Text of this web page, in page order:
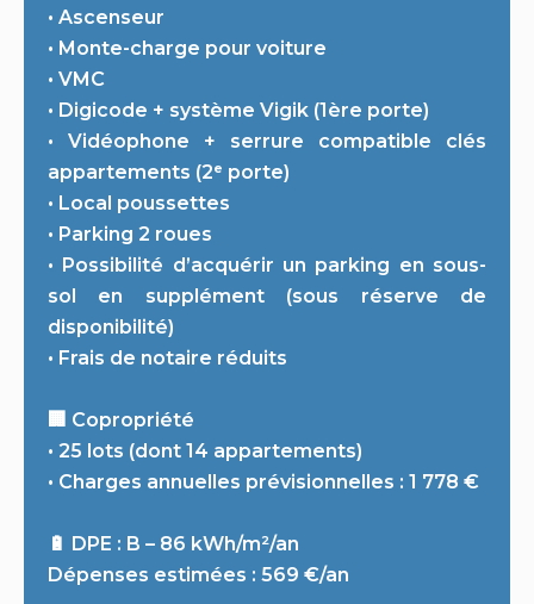
• Ascenseur
• Monte-charge pour voiture
• VMC
• Digicode + système Vigik (1ère porte)
• Vidéophone + serrure compatible clés
appartements (2ᵉ porte)
• Local poussettes
• Parking 2 roues
• Possibilité d’acquérir un parking en sous-
sol en supplément (sous réserve de
disponibilité)
• Frais de notaire réduits
🏢 Copropriété
• 25 lots (dont 14 appartements)
• Charges annuelles prévisionnelles : 1 778 €
🔋 DPE : B – 86 kWh/m²/an
Dépenses estimées : 569 €/an